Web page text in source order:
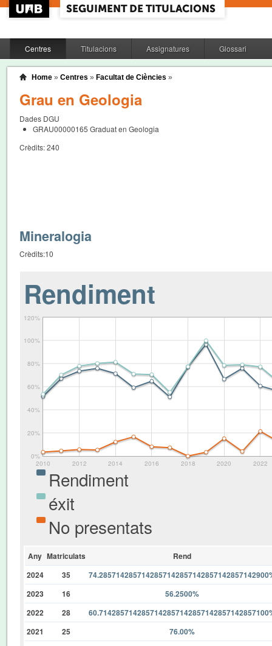
Centres Titulacions Assignatures Glossari
Home » Centres » Facultat de Ciències »
Grau en Geologia
Dades DGU
GRAU00000165 Graduat en Geologia
Crèdits:240
Mineralogia
Crèdits:10
Rendiment
2010 2012 2014 2016 2018 2020 2022
0%
20%
40%
60%
80%
100%
120%
Rendiment
éxit
No presentats
Any Matriculats
Rend
2024
35
2023
16
56.2500%
2022
28
2021
25
76.00%